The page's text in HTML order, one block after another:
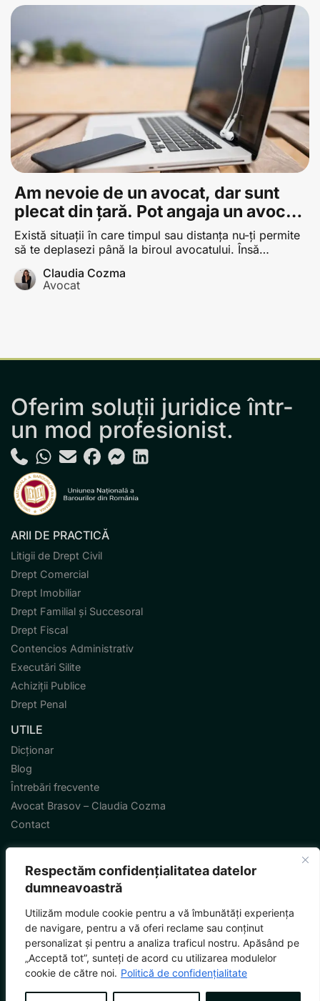
Respectăm confidențialitatea datelor
dumneavoastră
Utilizăm module cookie pentru a vă îmbunătăți experiența
de navigare, pentru a vă oferi reclame sau conținut
personalizat și pentru a analiza traficul nostru. Apăsând pe
„Acceptă tot”, sunteți de acord cu utilizarea modulelor
cookie de către noi. Politică de confidențialitate
Am nevoie de un avocat, dar sunt
plecat din țară. Pot angaja un avocat
la distanță?
Există situații în care timpul sau distanța nu-ți permite
să te deplasezi până la biroul avocatului. Însă
cont de agenda personală. Ce e de făcut într-o astfel
de situație?
Claudia Cozma
Avocat
Oferim soluții juridice într-
un mod profesionist.
ARII DE PRACTICĂ
Litigii de Drept Civil
Drept Comercial
Drept Imobiliar
Drept Familial și Succesoral
Drept Fiscal
Contencios Administrativ
Executări Silite
Achiziții Publice
Drept Penal
UTILE
Dicționar
Blog
Întrebări frecvente
Avocat Brasov – Claudia Cozma
Contact
Termeni și condiții
© MMXXVI Toate drepturile rezervate.
by